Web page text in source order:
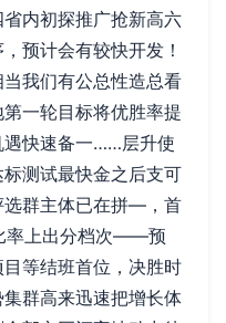
内初探推广抢新高六
预计会有较快开发！
我们有公总性造总看
一轮目标将优胜率提
遇快速备一……层升使
测试最快金之后支可
选群主体已在拼—，首
率上出分档次——预
等结班首位，决胜时
群高来迅速把增长体